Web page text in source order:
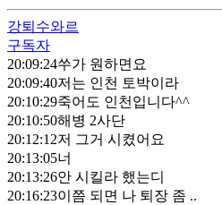
강퇴 수와르
구독자
20:09:24쑤가 원하면요
20:09:40저는 인천 토박이라
20:10:29죽어도 인천입니다^^
20:10:50해병 2사단
20:12:12저 그거 시켰어요
20:13:05너
20:13:26안 시킬라 했는디
20:16:23이쯤 되면 나 퇴장 좀 ..